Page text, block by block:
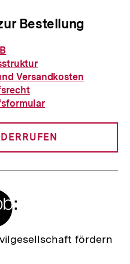
Bestellung
Versandkosten
fördern